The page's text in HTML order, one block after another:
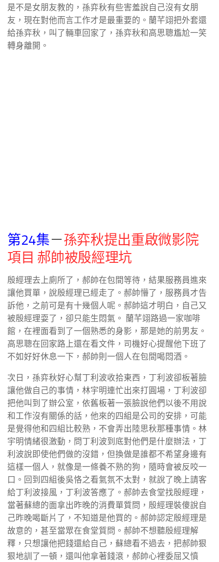
是不是女朋友教的，孫弈秋有些害羞說自己沒有女朋
友，現在對他而言工作才是最重要的。蘭芊翊把外套還
給孫弈秋，叫了輛車回家了，孫弈秋和高思聰尷尬一笑
轉身離開。
第24集－孫弈秋提出重啟微影院
項目 郝帥被殷經理坑
殷經理去上廁所了，郝帥在包間等待，結果服務員進來
讓他買單，說殷經理已經走了。郝帥懵了，服務員才告
訴他，之前可是有十幾個人呢。郝帥這才明白，自己又
被殷經理耍了，卻只能生悶氣。 蘭芊翊路過一家咖啡
館，在裡面看到了一個熟悉的身影，那是她的前男友。
高思聰在回家路上還在看文件，司機好心提醒他下班了
不如好好休息一下，郝帥則一個人在包間喝悶酒。
次日，孫弈秋好心幫丁利波收拾東西，丁利波卻板著臉
讓他做自己的事情，林宇明連忙出來打圓場，丁利波卻
把他叫到了辦公室，依舊板著一張臉說他們以後不用說
和工作沒有關係的話，他來的四組是公司的安排，可能
是覺得他和四組比較熟，不會弄出陸思秋那種事情。林
宇明情緒很激動，問丁利波到底對他們是什麼辦法，丁
利波說即使他們做的沒錯，但換做是誰都不希望身邊有
這樣一個人，就像是一條養不熟的狗，隨時會被反咬一
口。回到四組後吳恪之看氣氛不太對，就說了晚上請客
給丁利波接風，丁利波答應了。郝帥去食堂找殷經理，
當著蘇總的面拿出昨晚的消費單質問，殷經理裝傻說自
己昨晚喝斷片了，不知道是他買的。郝帥認定殷經理是
故意的，甚至當眾在食堂質問。郝帥不想聽殷經理解
釋，只想讓他把錢還給自己，蘇總看不過去，把郝帥狠
狠地訓了一頓，還叫他拿著錢滾，郝帥心裡委屈又憤